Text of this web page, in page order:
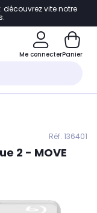
découvrez vite notre
Me connecterPanier
Réf. 136401
2 - MOVE